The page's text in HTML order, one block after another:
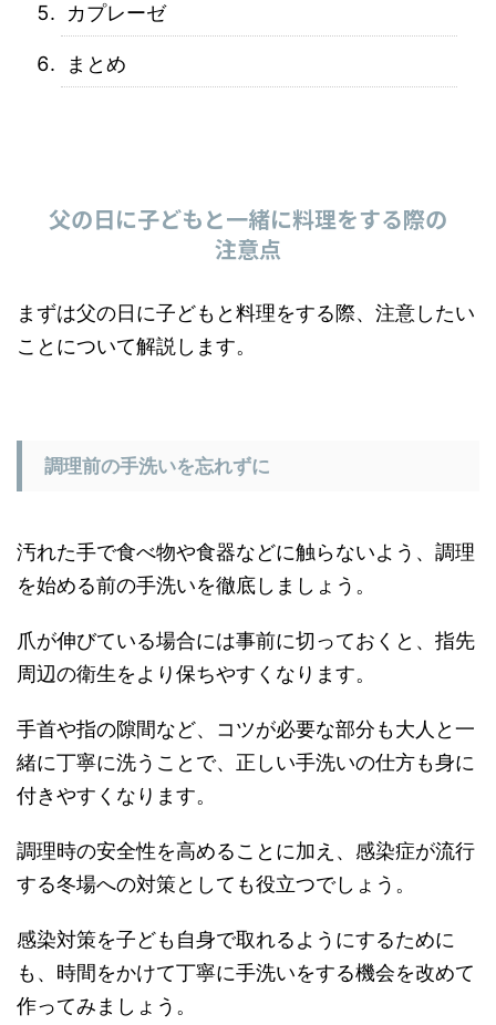
カプレーゼ
まとめ
父の日に子どもと一緒に料理をする際の
注意点
まずは父の日に子どもと料理をする際、注意したい
ことについて解説します。
調理前の手洗いを忘れずに
汚れた手で食べ物や食器などに触らないよう、調理
を始める前の手洗いを徹底しましょう。
爪が伸びている場合には事前に切っておくと、指先
周辺の衛生をより保ちやすくなります。
手首や指の隙間など、コツが必要な部分も大人と一
緒に丁寧に洗うことで、正しい手洗いの仕方も身に
付きやすくなります。
調理時の安全性を高めることに加え、感染症が流行
する冬場への対策としても役立つでしょう。
感染対策を子ども自身で取れるようにするために
も、時間をかけて丁寧に手洗いをする機会を改めて
作ってみましょう。